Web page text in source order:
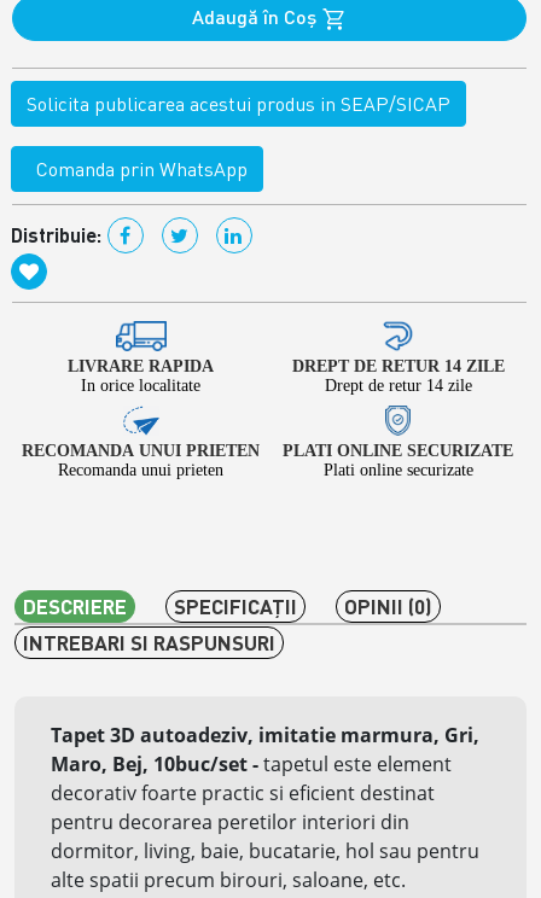
Adaugă în Coş
Solicita publicarea acestui produs in SEAP/SICAP
Comanda prin WhatsApp
Distribuie:
LIVRARE RAPIDA
In orice localitate
DREPT DE RETUR 14 ZILE
Drept de retur 14 zile
RECOMANDA UNUI PRIETEN
Recomanda unui prieten
PLATI ONLINE SECURIZATE
Plati online securizate
DESCRIERE SPECIFICAŢII
OPINII (0)
INTREBARI SI RASPUNSURI
Tapet 3D autoadeziv, imitatie marmura, Gri,
Maro, Bej, 10buc/set-tapetul este element
decorativ foarte practic si eficient destinat
pentru decorarea peretilor interiori din
dormitor, living, baie, bucatarie, hol sau pentru
alte spatii precum birouri, saloane, etc.